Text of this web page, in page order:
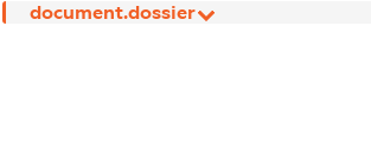
document.dossier